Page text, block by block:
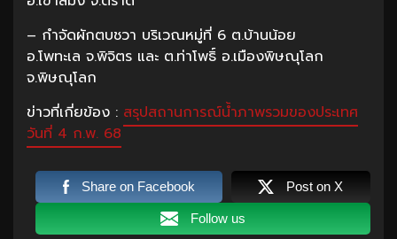
– กำจัดผักตบชวา บริเวณหมู่ที่ 6 ต.บ้านน้อย
อ.โพทะเล จ.พิจิตร และ ต.ท่าโพธิ์ อ.เมืองพิษณุโลก
จ.พิษณุโลก
ข่าวที่เกี่ยข้อง : สรุปสถานการณ์น้ำภาพรวมของประเทศ
วันที่ 4 ก.พ. 68
Share on Facebook Post on X
Follow us